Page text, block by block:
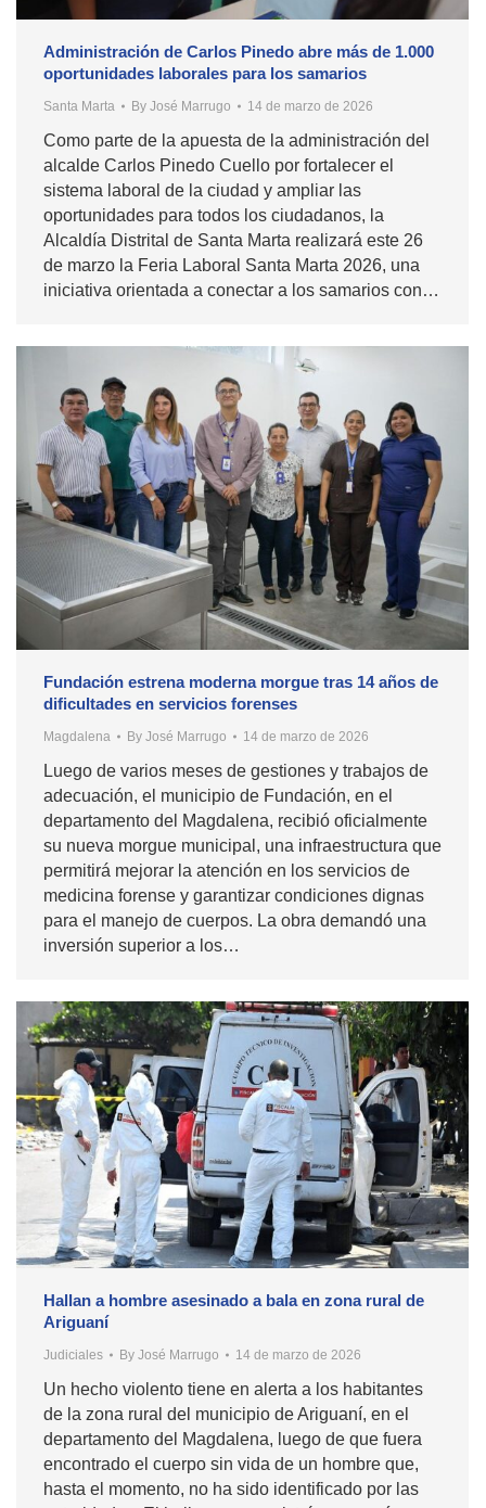
Administración de Carlos Pinedo abre más de 1.000
oportunidades laborales para los samarios
Santa Marta By José Marrugo 14 de marzo de 2026
Como parte de la apuesta de la administración del
alcalde Carlos Pinedo Cuello por fortalecer el
sistema laboral de la ciudad y ampliar las
oportunidades para todos los ciudadanos, la
Alcaldía Distrital de Santa Marta realizará este 26
de marzo la Feria Laboral Santa Marta 2026, una
iniciativa orientada a conectar a los samarios con…
Fundación estrena moderna morgue tras 14 años de
dificultades en servicios forenses
Magdalena By José Marrugo 14 de marzo de 2026
Luego de varios meses de gestiones y trabajos de
adecuación, el municipio de Fundación, en el
departamento del Magdalena, recibió oficialmente
su nueva morgue municipal, una infraestructura que
permitirá mejorar la atención en los servicios de
medicina forense y garantizar condiciones dignas
para el manejo de cuerpos. La obra demandó una
inversión superior a los…
Hallan a hombre asesinado a bala en zona rural de
Ariguaní
Judiciales By José Marrugo 14 de marzo de 2026
Un hecho violento tiene en alerta a los habitantes
de la zona rural del municipio de Ariguaní, en el
departamento del Magdalena, luego de que fuera
encontrado el cuerpo sin vida de un hombre que,
hasta el momento, no ha sido identificado por las